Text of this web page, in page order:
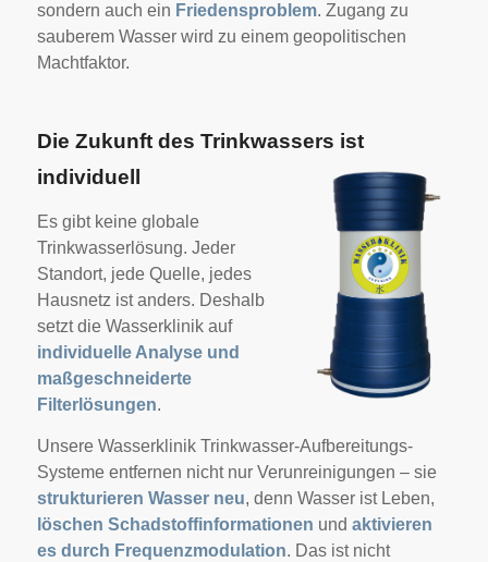
sondern auch ein Friedensproblem. Zugang zu
sauberem Wasser wird zu einem geopolitischen
Machtfaktor.
Die Zukunft des Trinkwassers ist
individuell
Es gibt keine globale
Trinkwasserlösung. Jeder
Standort, jede Quelle, jedes
Hausnetz ist anders. Deshalb
setzt dieWasserklinik auf
individuelle Analyse und
maßgeschneiderte
Filterlösungen.
Unsere Wasserklinik Trinkwasser-Aufbereitungs-
Systeme entfernen nicht nur Verunreinigungen – sie
strukturieren Wasser neu, denn Wasser ist Leben,
löschen Schadstoffinformationen und aktivieren
es durch Frequenzmodulation. Das ist nicht